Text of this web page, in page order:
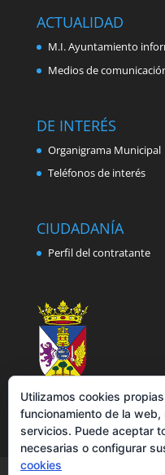
ACTUALIDAD
M.I. Ayuntamiento
Medios de
DE INTERÉS
Organigrama Municipal
Teléfonos de interés
CIUDADANÍA
Perfil del contratante
Utilizamos cookies
funcionamiento de la
servicios. Puede aceptar
necesarias o configurar
cookies